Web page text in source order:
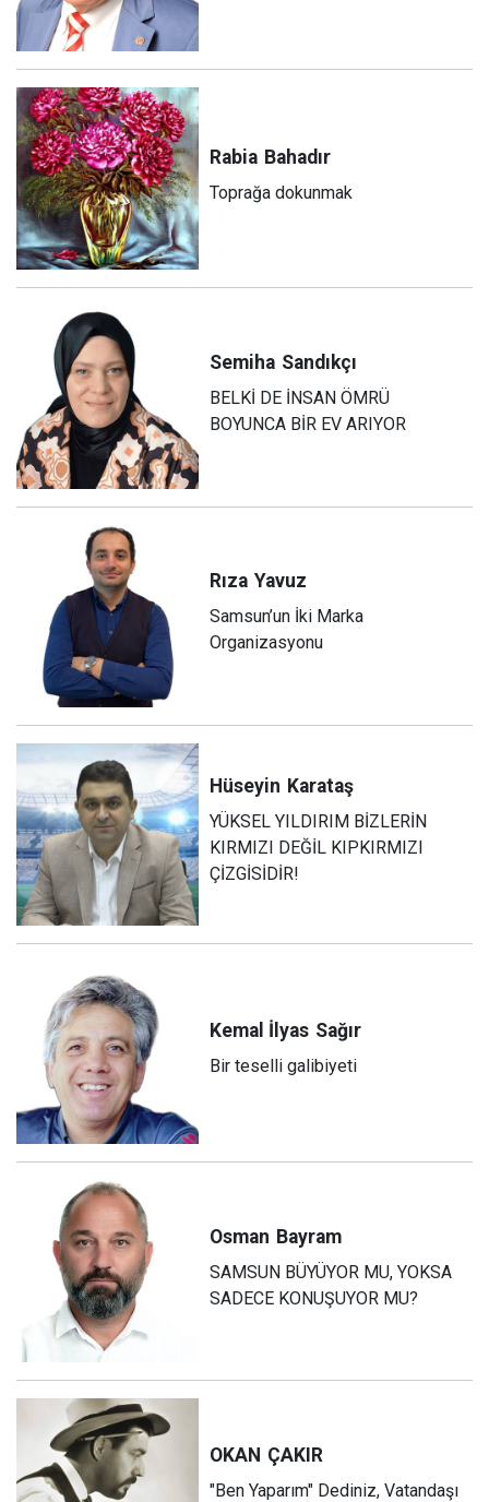
Rabia Bahadır
Toprağa dokunmak
Semiha Sandıkçı
BELKİ DE İNSAN ÖMRÜ
BOYUNCA BİR EV ARIYOR
Rıza Yavuz
Samsun’un İki Marka
Organizasyonu
Hüseyin Karataş
YÜKSEL YILDIRIM BİZLERİN
KIRMIZI DEĞİL KIPKIRMIZI
ÇİZGİSİDİR!
Kemal İlyas Sağır
Bir teselli galibiyeti
Osman Bayram
SAMSUN BÜYÜYOR MU, YOKSA
SADECE KONUŞUYOR MU?
OKAN ÇAKIR
"Ben Yaparım" Dediniz, Vatandaşı